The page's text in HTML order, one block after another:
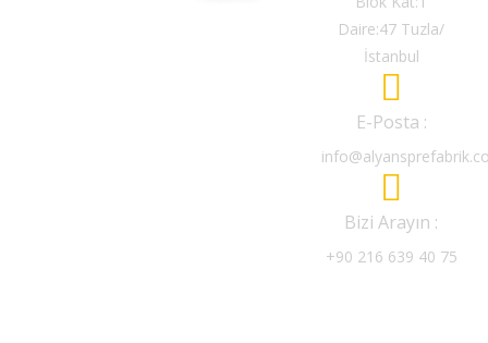
Daire:47 Tuzla/
İstanbul
E-Posta :
Bizi Arayın :
+90 216 639 40 75